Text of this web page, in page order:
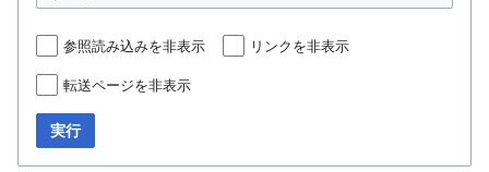
参照読み込みを非表示 リンクを非表示
転送ページを非表示
実行